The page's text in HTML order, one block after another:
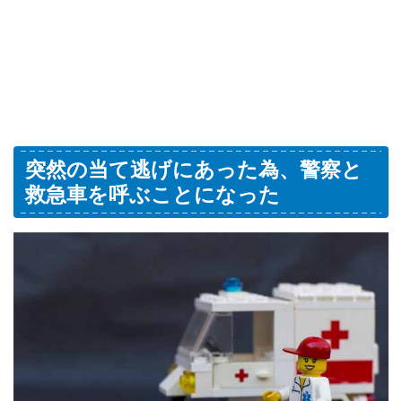
突然の当て逃げにあった為、警察と
救急車を呼ぶことになった